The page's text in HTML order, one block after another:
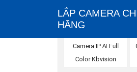
LẮP CAMERA
HÃNG
Camera IP AI Full
Color Kbvision